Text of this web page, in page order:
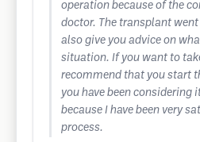
operation because of the
doctor. The transplant
also give you advice on
situation. If you want to
recommend that you start
you have been considering
because I have been very
process.